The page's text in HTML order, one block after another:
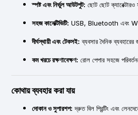
স্পষ্ট এবং নির্ভুল আউটপুট: ছোট ছোট
সহজ কানেক্টিভিটি: USB, Bluetooth এবং Wi-
দীর্ঘস্থায়ী এবং টেকসই: ব্যবসার দৈনিক
কম খরচে রক্ষণাবেক্ষণ: রোল পেপার সহজে
কোথায় ব্যবহার করা যায়
দোকান ও সুপারশপ: দ্রুত বিল প্রিন্টিং এবং